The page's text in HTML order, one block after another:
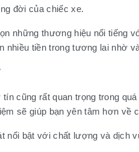
đời của chiếc xe.
những thương hiệu nổi tiếng
nhiều tiền trong tương lai nhờ
cũng rất quan trọng trong
sẽ giúp bạn yên tâm hơn về
bật với chất lượng và dịch